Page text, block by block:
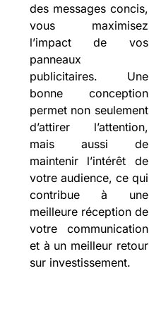
des messages concis,
vous maximisez
l’impact de vos
panneaux
publicitaires. Une
bonne conception
permet non seulement
d’attirer l’attention,
mais aussi de
maintenir l’intérêt de
votre audience, ce qui
contribue à une
meilleure réception de
votre communication
et à un meilleur retour
sur investissement.